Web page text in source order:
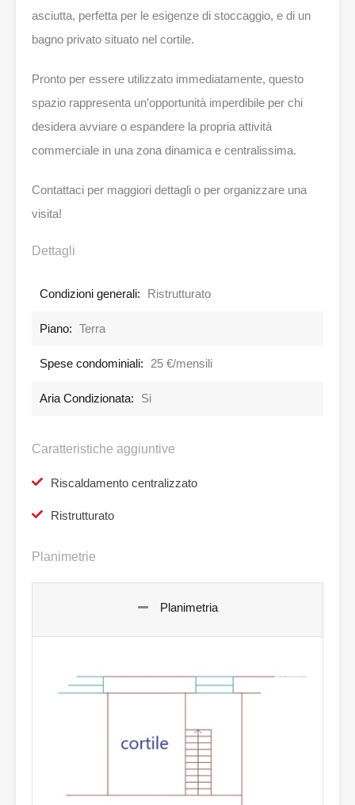
asciutta, perfetta per le esigenze di stoccaggio, e di un
bagno privato situato nel cortile.
Pronto per essere utilizzato immediatamente, questo
spazio rappresenta un’opportunità imperdibile per chi
desidera avviare o espandere la propria attività
commerciale in una zona dinamica e centralissima.
Contattaci per maggiori dettagli o per organizzare una
visita!
Dettagli
Condizioni generali: Ristrutturato
Piano: Terra
Spese condominiali: 25 €/mensili
Aria Condizionata: Si
Caratteristiche aggiuntive
Riscaldamento centralizzato
Ristrutturato
Planimetrie
Planimetria